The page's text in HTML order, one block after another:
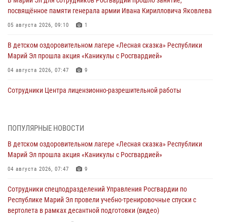
посвящённое памяти генерала армии Ивана Кирилловича Яковлева
05 августа 2026, 09:10 1
В детском оздоровительном лагере «Лесная сказка» Республики
Марий Эл прошла акция «Каникулы с Росгвардией»
04 августа 2026, 07:47 9
Сотрудники Центра лицензионно-разрешительной работы
04 августа 2026, 06:46
В Йошкар-Оле для сотрудников Росгвардии провели занятие по
антикоррупционной тематике
04 августа 2026, 06:06 2
Генерал-полковник Юрий Аверин выступил на Всероссийском
молодёжном образовательном форуме «Территория смыслов»
03 августа 2026, 07:46
ПОПУЛЯРНЫЕ НОВОСТИ
В детском оздоровительном лагере «Лесная сказка» Республики
Марий Эл прошла акция «Каникулы с Росгвардией»
04 августа 2026, 07:47 9
Сотрудники спецподразделений Управления Росгвардии по
Республике Марий Эл провели учебно-тренировочные спуски с
вертолета в рамках десантной подготовки (видео)